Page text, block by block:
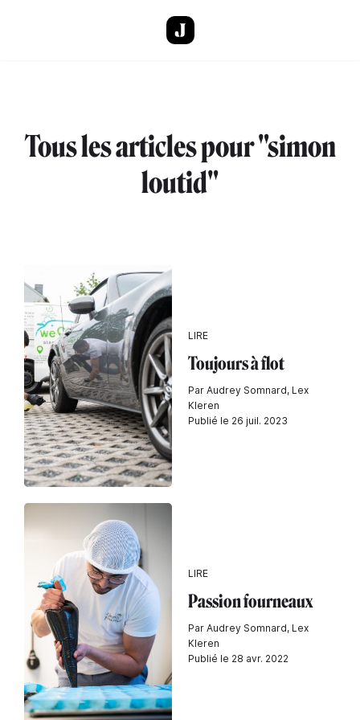
Tous les articles pour "simon
loutid"
LIRE
Toujours à flot
Par Audrey Somnard, Lex
Kleren
Publié le 26 juil. 2023
LIRE
Passion fourneaux
Par Audrey Somnard, Lex
Kleren
Publié le 28 avr. 2022